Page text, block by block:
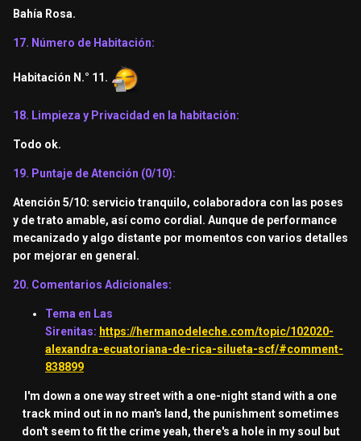
Bahía Rosa.
17. Número de Habitación:
Habitación N.° 11.
18. Limpieza y Privacidad en la habitación:
Todo ok.
19. Puntaje de Atención (0/10):
Atención 5/10: servicio tranquilo, colaboradora con las poses
y de trato amable, así como cordial. Aunque de performance
mecanizado y algo distante por momentos con varios detalles
por mejorar en general.
20. Comentarios Adicionales:
Tema en Las
Sirenitas: https://hermanodeleche.com/topic/102020-
alexandra-ecuatoriana-de-rica-silueta-scf/#comment-
838899
I'm down a one way street with a one-night stand with a one
track mind out in no man's land, the punishment sometimes
don't seem to fit the crime yeah, there's a hole in my soul but